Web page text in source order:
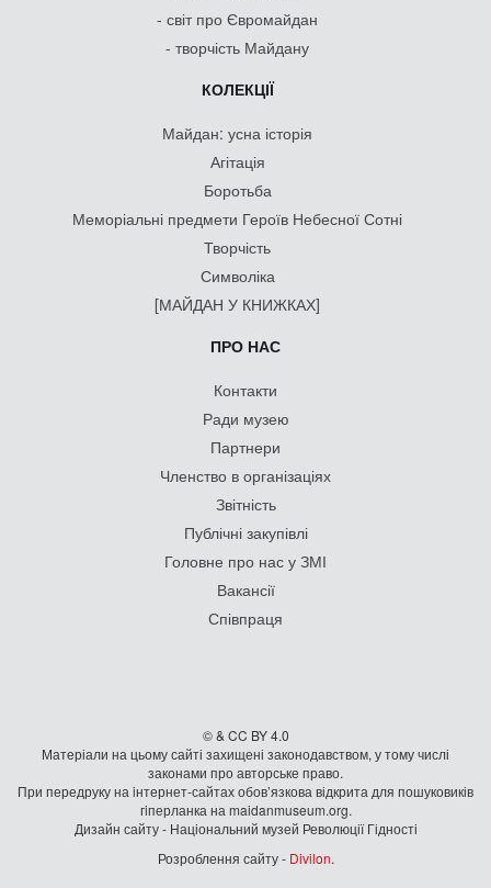
- світ про Євромайдан
- творчість Майдану
КОЛЕКЦІЇ
Майдан: усна історія
Агітація
Боротьба
Меморіальні предмети Героїв Небесної Сотні
Творчість
Символіка
[МАЙДАН У КНИЖКАХ]
ПРО НАС
Контакти
Ради музею
Партнери
Членство в організаціях
Звітність
Публічні закупівлі
Головне про нас у ЗМІ
Вакансії
Співпраця
© & CC BY 4.0
Матеріали на цьому сайті захищені законодавством, у тому числі
законами про авторське право.
При передруку на iнтернет-сайтах обов’язкова відкрита для пошуковиків
гiперланка на maidanmuseum.org.
Дизайн сайту - Національний музей Революції Гідності
Розроблення сайту - Divilon.